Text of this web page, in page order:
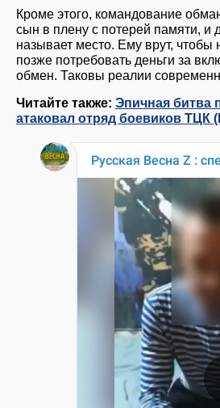
Кроме этого, командование
сын в плену с потерей памяти, и
называет место. Ему врут, чтобы
позже потребовать деньги за
обмен. Таковы реалии
Читайте также: Эпичная битва
атаковал отряд боевиков ТЦК